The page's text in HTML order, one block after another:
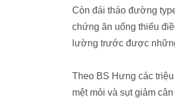
Còn đái tháo đường
chứng ăn uống thiếu
lường trước được
Theo BS Hưng các
mệt mỏi và sụt giảm